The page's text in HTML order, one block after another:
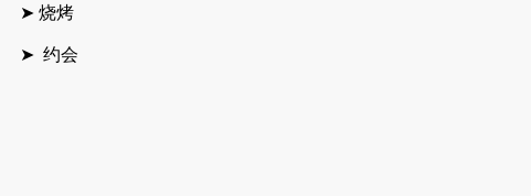
➤ 烧烤
➤ 约会